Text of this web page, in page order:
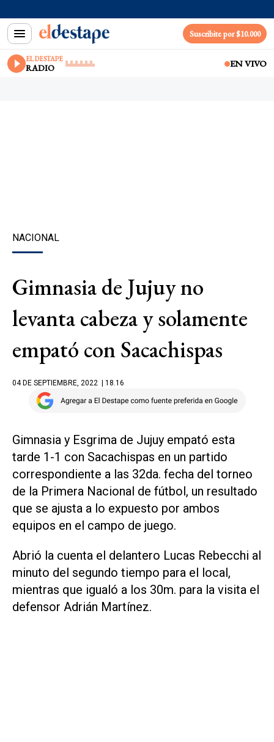
Suscribite por $10.000
EL DESTAPE
RADIO EN VIVO
NACIONAL
Gimnasia de Jujuy no
levanta cabeza y solamente
empató con Sacachispas
04 DE SEPTIEMBRE, 2022 | 18.16
Gimnasia y Esgrima de Jujuy empató esta
tarde 1-1 con Sacachispas en un partido
correspondiente a las 32da. fecha del torneo
de la Primera Nacional de fútbol, un resultado
que se ajusta a lo expuesto por ambos
equipos en el campo de juego.
Abrió la cuenta el delantero Lucas Rebecchi al
minuto del segundo tiempo para el local,
mientras que igualó a los 30m. para la visita el
defensor Adrián Martínez.